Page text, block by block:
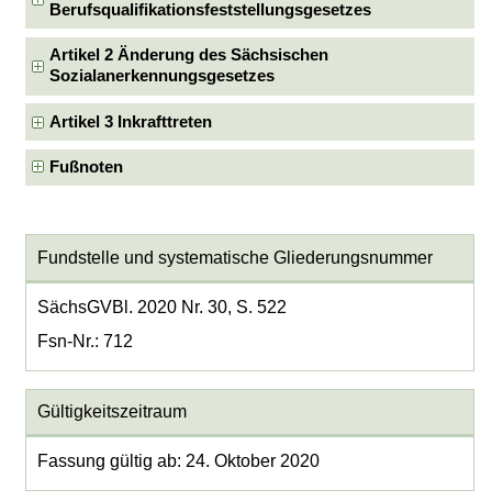
Berufsqualifikationsfeststellungsgesetzes
Artikel 2 Änderung des Sächsischen
Sozialanerkennungsgesetzes
Artikel 3 Inkrafttreten
Fußnoten
Fundstelle und systematische Gliederungsnummer
SächsGVBl. 2020 Nr. 30, S. 522
Fsn-Nr.: 712
Gültigkeitszeitraum
Fassung gültig ab: 24. Oktober 2020